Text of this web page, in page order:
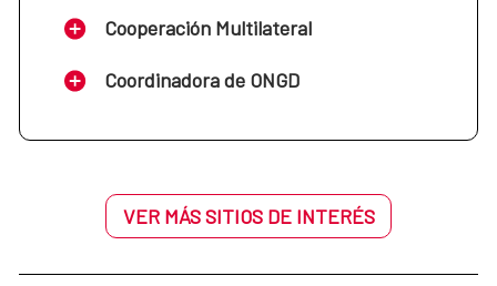
Cooperación Multilateral
Coordinadora de ONGD
VER MÁS SITIOS DE INTERÉS